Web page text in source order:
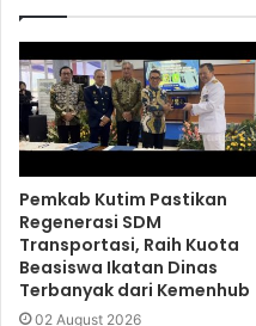
Pemkab Kutim Pastikan
Regenerasi SDM
Transportasi, Raih Kuota
Beasiswa Ikatan Dinas
Terbanyak dari Kemenhub
02 August 2026